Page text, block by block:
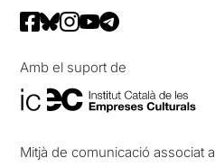
Amb el suport de
Mitjà de comunicació associat a